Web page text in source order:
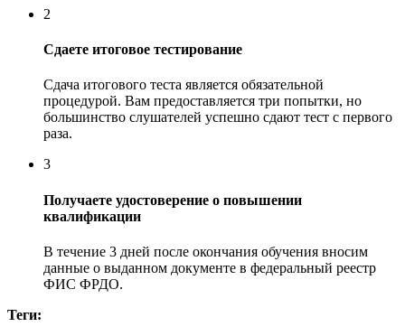
2
Сдаете итоговое тестирование
Сдача итогового теста является обязательной
процедурой. Вам предоставляется три попытки, но
большинство слушателей успешно сдают тест с первого
раза.
3
Получаете удостоверение о повышении
квалификации
В течение 3 дней после окончания обучения вносим
данные о выданном документе в федеральный реестр
ФИС ФРДО.
Теги: